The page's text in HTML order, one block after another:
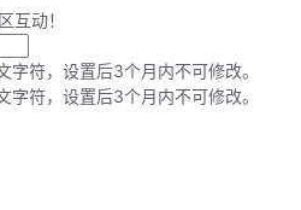
互动！
符，设置后3个月内不可修改。
符，设置后3个月内不可修改。